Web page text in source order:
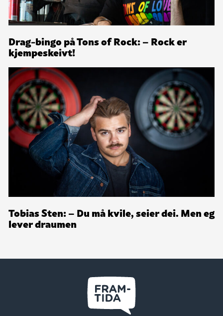
Drag-bingo på Tons of Rock: – Rock er
kjempeskeivt!
Tobias Sten: – Du må kvile, seier dei. Men eg
lever draumen